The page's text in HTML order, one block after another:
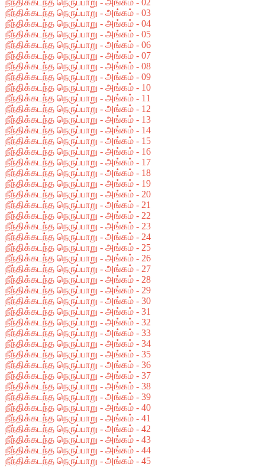
நீந்திக்கடந்த நெருப்பாறு - அங்கம் - 02
நீந்திக்கடந்த நெருப்பாறு - அங்கம் - 03
நீந்திக்கடந்த நெருப்பாறு - அங்கம் - 04
நீந்திக்கடந்த நெருப்பாறு - அங்கம் - 05
நீந்திக்கடந்த நெருப்பாறு - அங்கம் - 06
நீந்திக்கடந்த நெருப்பாறு - அங்கம் - 07
நீந்திக்கடந்த நெருப்பாறு - அங்கம் - 08
நீந்திக்கடந்த நெருப்பாறு - அங்கம் - 09
நீந்திக்கடந்த நெருப்பாறு - அங்கம் - 10
நீந்திக்கடந்த நெருப்பாறு - அங்கம் - 11
நீந்திக்கடந்த நெருப்பாறு - அங்கம் - 12
நீந்திக்கடந்த நெருப்பாறு - அங்கம் - 13
நீந்திக்கடந்த நெருப்பாறு - அங்கம் - 14
நீந்திக்கடந்த நெருப்பாறு - அங்கம் - 15
நீந்திக்கடந்த நெருப்பாறு - அங்கம் - 16
நீந்திக்கடந்த நெருப்பாறு - அங்கம் - 17
நீந்திக்கடந்த நெருப்பாறு - அங்கம் - 18
நீந்திக்கடந்த நெருப்பாறு - அங்கம் - 19
நீந்திக்கடந்த நெருப்பாறு - அங்கம் - 20
நீந்திக்கடந்த நெருப்பாறு - அங்கம் - 21
நீந்திக்கடந்த நெருப்பாறு - அங்கம் - 22
நீந்திக்கடந்த நெருப்பாறு - அங்கம் - 23
நீந்திக்கடந்த நெருப்பாறு - அங்கம் - 24
நீந்திக்கடந்த நெருப்பாறு - அங்கம் - 25
நீந்திக்கடந்த நெருப்பாறு - அங்கம் - 26
நீந்திக்கடந்த நெருப்பாறு - அங்கம் - 27
நீந்திக்கடந்த நெருப்பாறு - அங்கம் - 28
நீந்திக்கடந்த நெருப்பாறு - அங்கம் - 29
நீந்திக்கடந்த நெருப்பாறு - அங்கம் - 30
நீந்திக்கடந்த நெருப்பாறு - அங்கம் - 31
நீந்திக்கடந்த நெருப்பாறு - அங்கம் - 32
நீந்திக்கடந்த நெருப்பாறு - அங்கம் - 33
நீந்திக்கடந்த நெருப்பாறு - அங்கம் - 34
நீந்திக்கடந்த நெருப்பாறு - அங்கம் - 35
நீந்திக்கடந்த நெருப்பாறு - அங்கம் - 36
நீந்திக்கடந்த நெருப்பாறு - அங்கம் - 37
நீந்திக்கடந்த நெருப்பாறு - அங்கம் - 38
நீந்திக்கடந்த நெருப்பாறு - அங்கம் - 39
நீந்திக்கடந்த நெருப்பாறு - அங்கம் - 40
நீந்திக்கடந்த நெருப்பாறு - அங்கம் - 41
நீந்திக்கடந்த நெருப்பாறு - அங்கம் - 42
நீந்திக்கடந்த நெருப்பாறு - அங்கம் - 43
நீந்திக்கடந்த நெருப்பாறு - அங்கம் - 44
நீந்திக்கடந்த நெருப்பாறு - அங்கம் - 45